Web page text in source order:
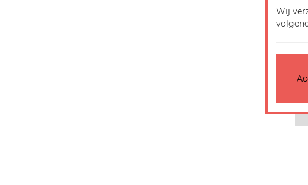
Wij